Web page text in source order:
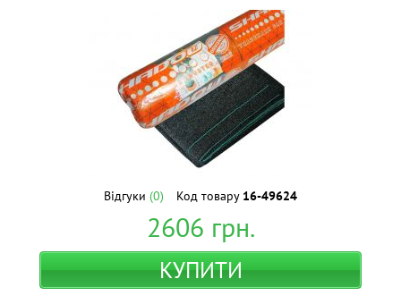
Відгуки (0) Код товару 16-49624
2606 грн.
КУПИТИ